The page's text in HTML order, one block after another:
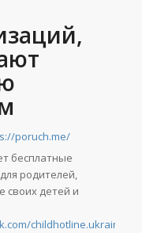
poruch.me/
бесплатные
родителей,
своих детей и
childhotline.ukraine